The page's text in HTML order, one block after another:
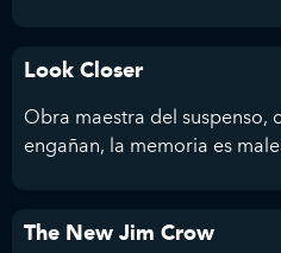
Look Closer
Obra maestra del suspenso,
engañan, la memoria es
The New Jim Crow